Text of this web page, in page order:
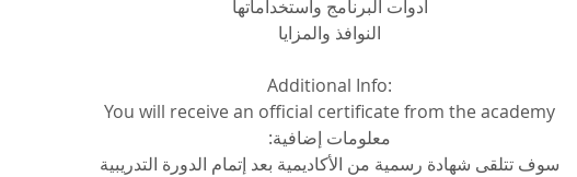
أدوات البرنامج واستخداماتها
النوافذ والمزايا
Additional Info:
You will receive an official certificate from the academy
معلومات إضافية:
سوف تتلقى شهادة رسمية من الأكاديمية بعد إتمام الدورة التدريبية